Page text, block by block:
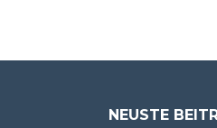
NEUSTE